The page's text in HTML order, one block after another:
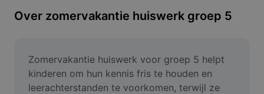
Afbeeldingsformaat wijzigen
Memegenerator
AI Text Remover
Over zomervakantie huiswerk groep 5
Zomervakantie huiswerk voor groep 5 helpt
kinderen om hun kennis fris te houden en
leerachterstanden te voorkomen, terwijl ze